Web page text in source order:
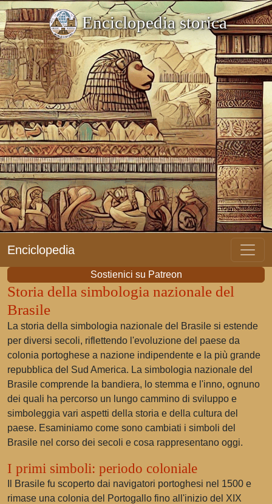
Enciclopedia storica
Enciclopedia
Sostienici su Patreon
Storia della simbologia nazionale del
Brasile
La storia della simbologia nazionale del Brasile si estende
per diversi secoli, riflettendo l'evoluzione del paese da
colonia portoghese a nazione indipendente e la più grande
repubblica del Sud America. La simbologia nazionale del
Brasile comprende la bandiera, lo stemma e l'inno, ognuno
dei quali ha percorso un lungo cammino di sviluppo e
simboleggia vari aspetti della storia e della cultura del
paese. Esaminiamo come sono cambiati i simboli del
Brasile nel corso dei secoli e cosa rappresentano oggi.
I primi simboli: periodo coloniale
Il Brasile fu scoperto dai navigatori portoghesi nel 1500 e
rimase una colonia del Portogallo fino all'inizio del XIX